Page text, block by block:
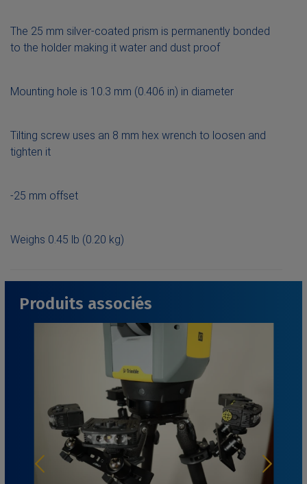
The 25 mm silver-coated prism is permanently bonded
to the holder making it water and dust proof
Mounting hole is 10.3 mm (0.406 in) in diameter
Tilting screw uses an 8 mm hex wrench to loosen and
tighten it
-25 mm offset
Weighs 0.45 lb (0.20 kg)
Produits associés